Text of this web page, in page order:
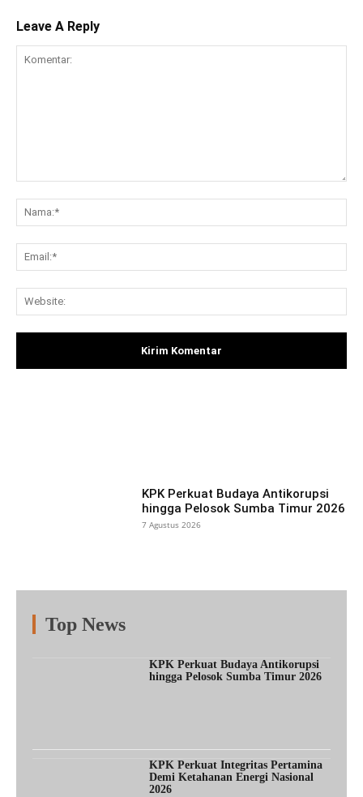
Leave A Reply
KPK Perkuat Budaya Antikorupsi
hingga Pelosok Sumba Timur 2026
7 Agustus 2026
Top News
KPK Perkuat Budaya Antikorupsi
hingga Pelosok Sumba Timur 2026
KPK Perkuat Integritas Pertamina
Demi Ketahanan Energi Nasional
2026